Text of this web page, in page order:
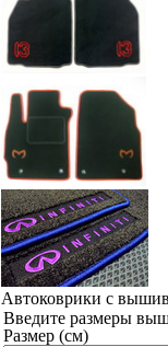
Автоковрики с
Введите размеры
Размер (см)